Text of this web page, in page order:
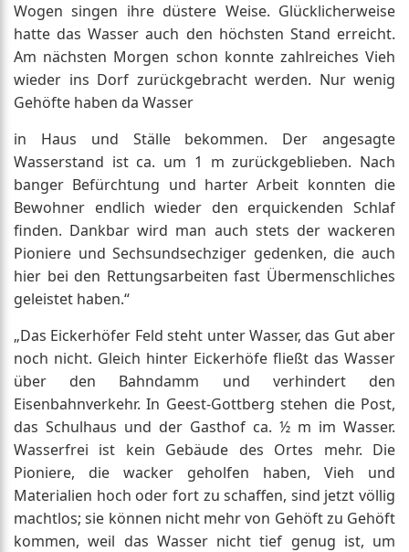
Wogen singen ihre düstere Weise. Glücklicherweise
hatte das Wasser auch den höchsten Stand erreicht.
Am nächsten Morgen schon konnte zahlreiches Vieh
wieder ins Dorf zurückgebracht werden. Nur wenig
Gehöfte haben da Wasser
in Haus und Ställe bekommen. Der angesagte
Wasserstand ist ca. um 1 m zurückgeblieben. Nach
banger Befürchtung und harter Arbeit konnten die
Bewohner endlich wieder den erquickenden Schlaf
finden. Dankbar wird man auch stets der wackeren
Pioniere und Sechsundsechziger gedenken, die auch
hier bei den Rettungsarbeiten fast Übermenschliches
geleistet haben.“
„Das Eickerhöfer Feld steht unter Wasser, das Gut aber
noch nicht. Gleich hinter Eickerhöfe fließt das Wasser
über den Bahndamm und verhindert den
Eisenbahnverkehr. In Geest-Gottberg stehen die Post,
das Schulhaus und der Gasthof ca. ½ m im Wasser.
Wasserfrei ist kein Gebäude des Ortes mehr. Die
Pioniere, die wacker geholfen haben, Vieh und
Materialien hoch oder fort zu schaffen, sind jetzt völlig
machtlos; sie können nicht mehr von Gehöft zu Gehöft
kommen, weil das Wasser nicht tief genug ist, um